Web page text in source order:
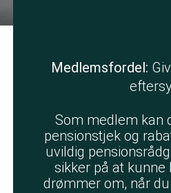
Medlemsfordel:
Som medlem kan
pensionstjek og
uvildig
sikker på at kunne
drømmer om, når